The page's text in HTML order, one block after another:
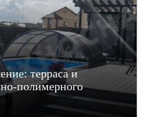
терраса и
полимерного